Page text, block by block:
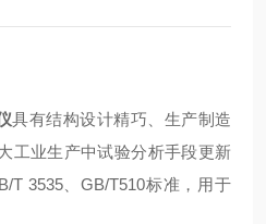
具有结构设计精巧、生产制造
工业生产中试验分析手段更新
T 3535、GB/T510标准，用于